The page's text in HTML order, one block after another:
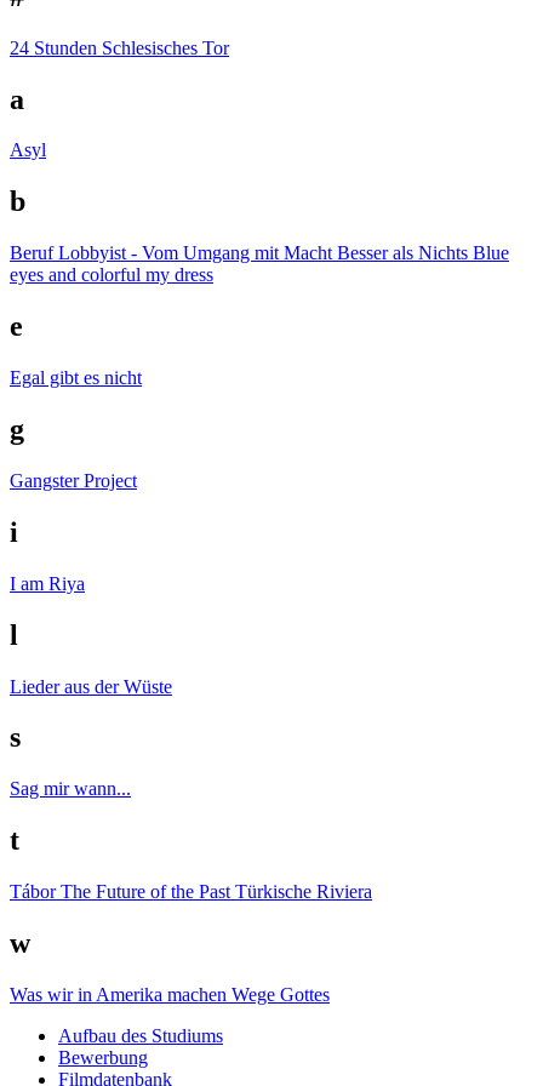
24 Stunden Schlesisches Tor
a
Asyl
b
Beruf Lobbyist - Vom Umgang mit Macht Besser als Nichts Blue
eyes and colorful my dress
e
Egal gibt es nicht
g
Gangster Project
i
I am Riya
l
Lieder aus der Wüste
s
Sag mir wann...
t
Tábor The Future of the Past Türkische Riviera
w
Was wir in Amerika machen Wege Gottes
Auf­bau des Stu­di­ums
Bewer­bung
Film­da­ten­bank